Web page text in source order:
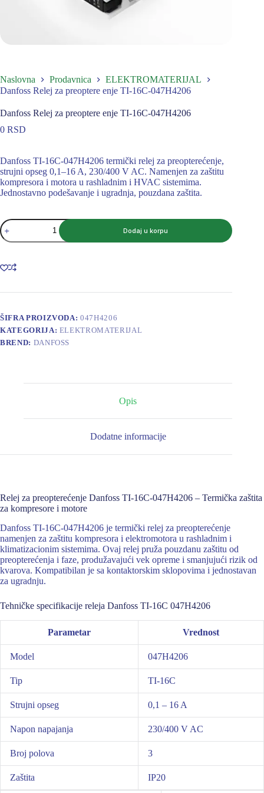
Naslovna Prodavnica
ELEKTROMATERIJAL
Danfoss Relej za preoptere enje TI-16C-047H4206
Danfoss Relej za preoptere enje TI-16C-047H4206
0 RSD
Danfoss TI-16C-047H4206 termički relej za preopterećenje,
strujni opseg 0,1–16 A, 230/400 V AC. Namenjen za zaštitu
kompresora i motora u rashladnim i HVAC sistemima.
Jednostavno podešavanje i ugradnja, pouzdana zaštita.
Danfoss
Relej
za
enje
TI-
047H4206
Dodaj u korpu
ŠIFRA PROIZVODA:047H4206
KATEGORIJA: ELEKTROMATERIJAL
BREND: DANFOSS
Opis
Dodatne informacije
Relej za preopterećenje Danfoss TI-16C-047H4206 – Termička zaštita
za kompresore i motore
Danfoss TI-16C-047H4206 je termički relej za preopterećenje
namenjen za zaštitu kompresora i elektromotora u rashladnim i
klimatizacionim sistemima. Ovaj relej pruža pouzdanu zaštitu od
preopterećenja i faze, produžavajući vek opreme i smanjujući rizik od
kvarova. Kompatibilan je sa kontaktorskim sklopovima i jednostavan
za ugradnju.
Tehničke specifikacije releja Danfoss TI-16C 047H4206
Parametar Vrednost
Model 047H4206
Tip TI-16C
Strujni opseg 0,1 – 16 A
Napon napajanja 230/400 V AC
Broj polova 3
Zaštita IP20